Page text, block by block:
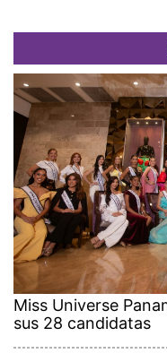
Miss Universe
sus 28 candidatas